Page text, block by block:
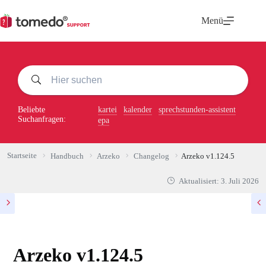
Inhalt
springen
Menü
Beliebte
Suchanfragen:
kartei kalender
sprechstunden-assistent
epa
Startseite Handbuch Arzeko Changelog Arzeko v1.124.5
Aktualisiert: 3. Juli 2026
Arzeko v1.124.5